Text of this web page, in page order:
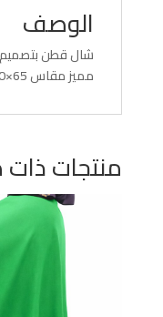
الوصف
شال قطن
مميز مقاس 65×190
منتجات